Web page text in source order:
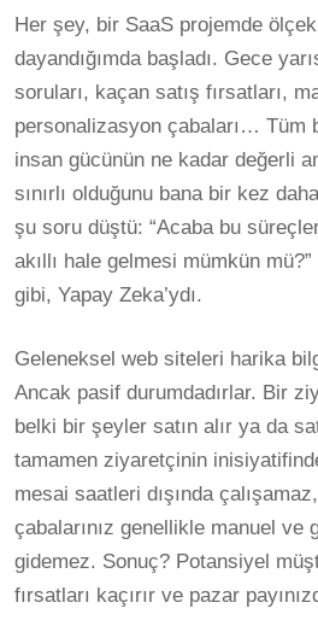
Her şey, bir SaaS projemde
dayandığımda başladı. Gece
soruları, kaçan satış fırsatları,
personalizasyon çabaları… Tüm
insan gücünün ne kadar değerli
sınırlı olduğunu bana bir kez
şu soru düştü: “Acaba bu
akıllı hale gelmesi mümkün
gibi, Yapay Zeka’ydı.
Geleneksel web siteleri harika
Ancak pasif durumdadırlar. Bir
belki bir şeyler satın alır ya da
tamamen ziyaretçinin
mesai saatleri dışında
çabalarınız genellikle manuel ve
gidemez. Sonuç? Potansiyel
fırsatları kaçırır ve pazar